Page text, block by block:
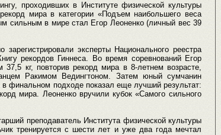
проходивших в Институте физической культуры
мира в категории «Подъем наибольшего веса
сильным в мире стал Егор Леоненко (личный вес 39
эксперты Национального реестра
рекордов Гиннеса. Во время соревнований Егор
кг, повторив рекорд мира в 8-летнем возрасте,
Ракимом Ведингтоном. Затем юный сумчанин
финальном подходе показал еще лучший результат:
мира. Леоненко вручили кубок «Самого сильного
преподаватель Института физической культуры
тренируется с шести лет и уже два года мечтал